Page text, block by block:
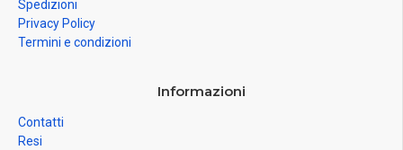
Spedizioni
Privacy Policy
Termini e condizioni
Informazioni
Contatti
Resi